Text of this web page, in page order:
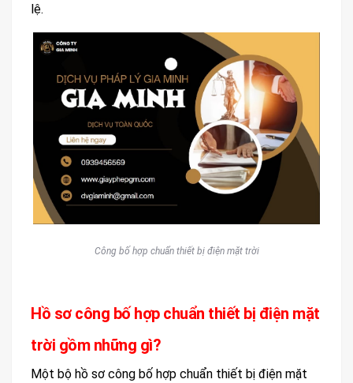
lệ.
Công bố hợp chuẩn thiết bị điện mặt trời
Hồ sơ công bố hợp chuẩn thiết bị điện mặt
trời gồm những gì?
Một bộ hồ sơ công bố hợp chuẩn thiết bị điện mặt